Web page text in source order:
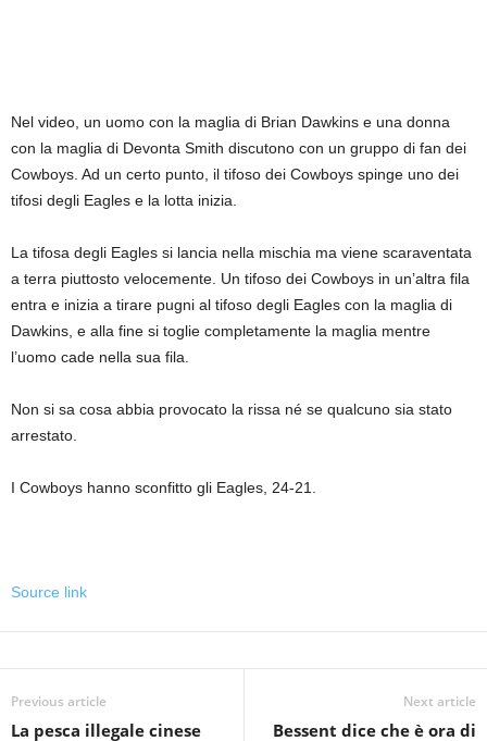
Nel video, un uomo con la maglia di Brian Dawkins e una donna
con la maglia di Devonta Smith discutono con un gruppo di fan dei
Cowboys. Ad un certo punto, il tifoso dei Cowboys spinge uno dei
tifosi degli Eagles e la lotta inizia.
La tifosa degli Eagles si lancia nella mischia ma viene scaraventata
a terra piuttosto velocemente. Un tifoso dei Cowboys in un’altra fila
entra e inizia a tirare pugni al tifoso degli Eagles con la maglia di
Dawkins, e alla fine si toglie completamente la maglia mentre
l’uomo cade nella sua fila.
Non si sa cosa abbia provocato la rissa né se qualcuno sia stato
arrestato.
I Cowboys hanno sconfitto gli Eagles, 24-21.
Source link
Previous article
La pesca illegale cinese
Next article
Bessent dice che è ora di